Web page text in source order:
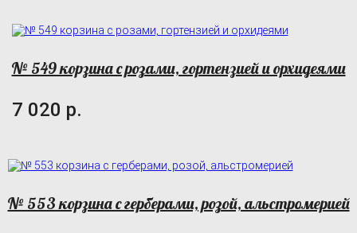
№ 549 корзина с розами, гортензией и орхидеями
7 020 р.
№ 553 корзина с герберами, розой, альстромерией